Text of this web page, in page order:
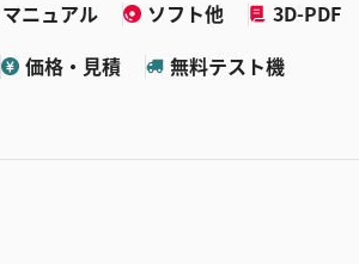
マニュアル ソフト他
3D-PDF
価格・見積 無料テスト機